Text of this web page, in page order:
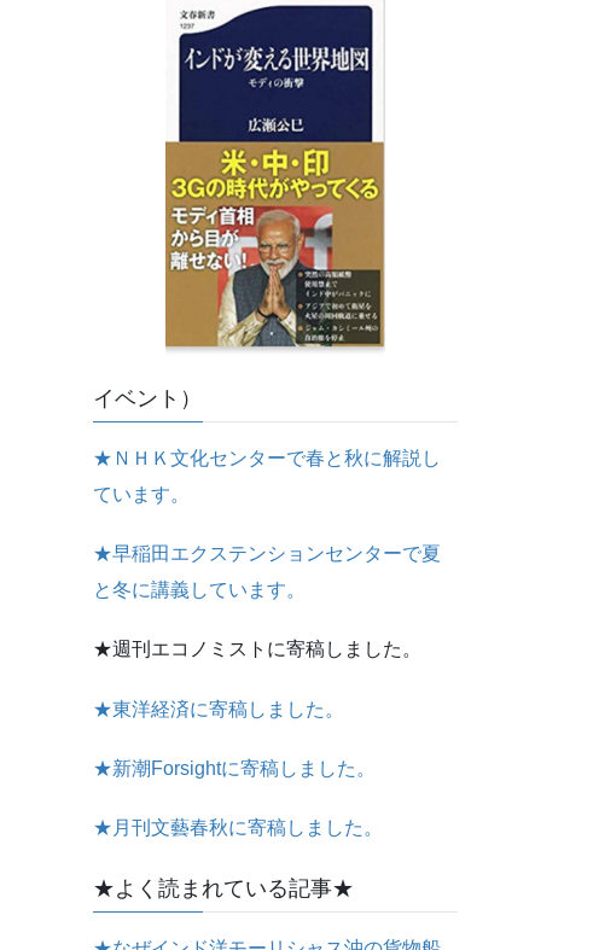
イベント）
★ＮＨＫ文化センターで春と秋に解説し
ています。
★早稲田エクステンションセンターで夏
と冬に講義しています。
★週刊エコノミストに寄稿しました。
★東洋経済に寄稿しました。
★新潮Forsightに寄稿しました。
★月刊文藝春秋に寄稿しました。
★よく読まれている記事★